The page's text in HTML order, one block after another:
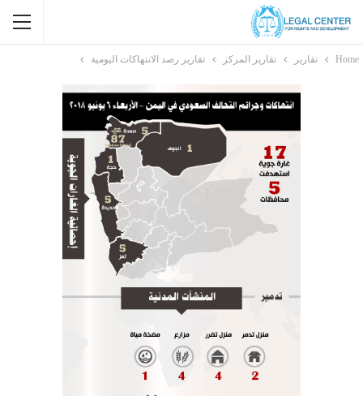
Home تقارير تقارير المركز تقارير رصد الانتهاكات اليومية